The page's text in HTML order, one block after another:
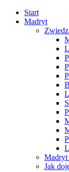
Start
Madryt
Madryt
Jak